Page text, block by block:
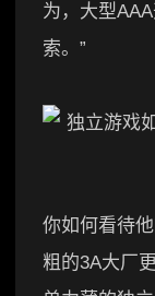
为，大型
索。”
你如何看待
粗的3A大厂